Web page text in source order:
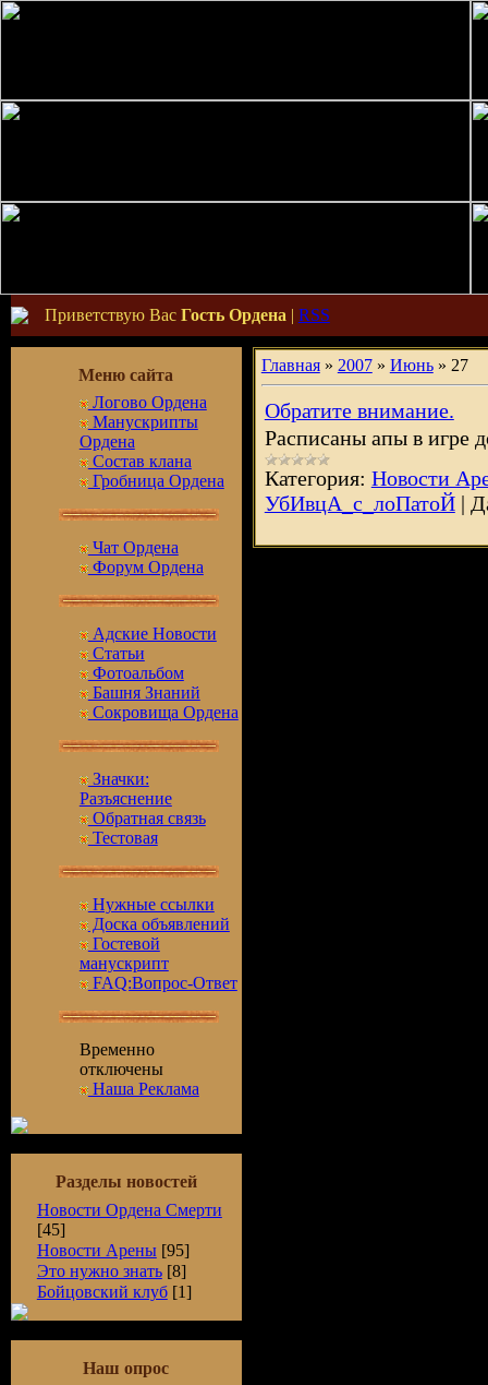
Приветствую Вас Гость Ордена | RSS
Меню сайта
Логово Ордена
Манускрипты
Ордена
Состав клана
Гробница Ордена
Чат Ордена
Форум Ордена
Адские Новости
Статьи
Фотоальбом
Башня Знаний
Сокровища Ордена
Значки:
Разъяснение
Обратная связь
Тестовая
Нужные ссылки
Доска объявлений
Гостевой
манускрипт
FAQ:Вопрос-Ответ
Временно
отключены
Наша Реклама
Разделы новостей
Новости Ордена Смерти
[45]
Новости Арены [95]
Это нужно знать [8]
Бойцовский клуб [1]
Наш опрос
Главная» 2007 » Июнь » 27
Обратите внимание.
Расписаны апы в игре
Категория: Новости
УбИвцА_с_лоПатоЙ |